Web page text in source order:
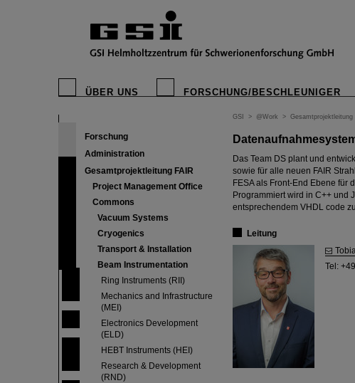
ÜBER UNS FORSCHUNG/BESCHLEUNIGER
Forschung
Administration
Gesamtprojektleitung FAIR
Project Management Office
Commons
Vacuum Systems
Cryogenics
Transport & Installation
Beam Instrumentation
Ring Instruments (RII)
Mechanics and Infrastructure
(MEI)
Electronics Development
(ELD)
HEBT Instruments (HEI)
Research & Development
(RND)
GSI > @Work > Gesamtprojektleitung
Das Team DS plant und
sowie für alle neuen FAIR
FESA als Front-End Ebene für
Programmiert wird in C++ und
entsprechendem VHDL code
Leitung
Tel: